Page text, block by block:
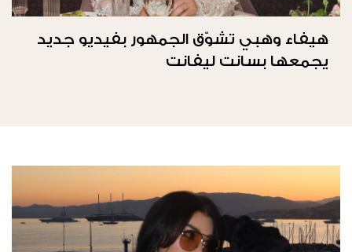
هيفاء وهبي تشوّق الجمهور بفيديو جديد
يجمعها بسانت ليفانت